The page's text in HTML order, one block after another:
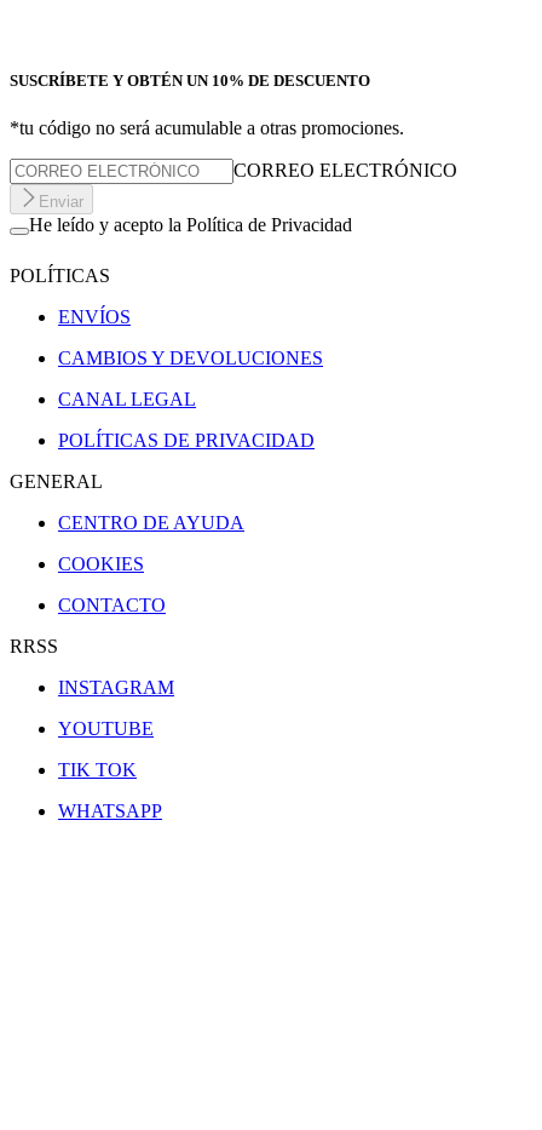
SUSCRÍBETE Y OBTÉN UN 10% DE DESCUENTO
*tu código no será acumulable a otras promociones.
CORREO ELECTRÓNICO
Enviar
He leído y acepto la Política de Privacidad
POLÍTICAS
ENVÍOS
CAMBIOS Y DEVOLUCIONES
CANAL LEGAL
POLÍTICAS DE PRIVACIDAD
GENERAL
CENTRO DE AYUDA
COOKIES
CONTACTO
RRSS
INSTAGRAM
YOUTUBE
TIK TOK
WHATSAPP